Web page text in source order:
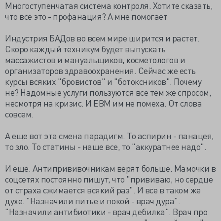
Многоступенчатая система контроля. Хотите сказать,
что все это - профанация?А мне помогает
Индустрия БАДов во всем мире ширится и растет.
Скоро каждый техникум будет выпускать
массажистов и мануальщиков, косметологов и
организаторов здравоохранения. Сейчас же есть
курсы всяких "бровистов" и "ботоксников". Почему
не? Надомные услуги пользуются все тем же спросом,
несмотря на кризис. И ЕВМ им не помеха. От слова
совсем.
А еще вот эта смена парадигм. То аспирин - панацея,
то зло. То статины - наше все, то "аккуратнее надо".
И еще. Антипрививочникам верят больше. Мамочки в
соцсетях постоянно пишут, что "прививаю, но сердце
от страха сжимается всякий раз". И все в таком же
духе. "Назначили питье и покой - врач дура".
"Назначили антибиотики - врач дебилка". Врач про